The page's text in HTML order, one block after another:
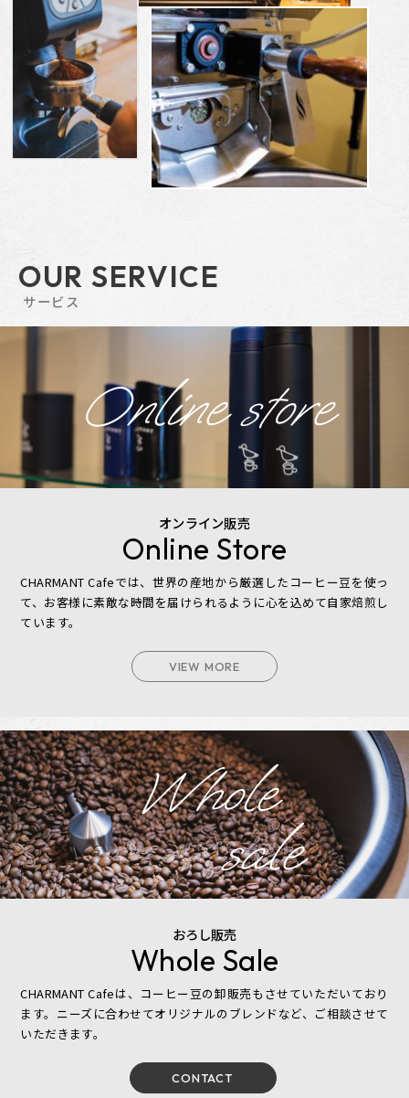
OUR SERVICE
サービス
オンライン販売
Online Store
CHARMANT Cafeでは、世界の産地から厳選したコーヒー豆を使っ
て、 お客様に素敵な時間を届けられるように心を込めて自家焙煎し
ています。
Online store
おろし販売
Whole Sale
CHARMANT Cafeは、コーヒー豆の卸販売もさせていただいており
ます。ニーズに合わせてオリジナルのブレンドなど、ご相談させて
いただきます。
Whole
sale